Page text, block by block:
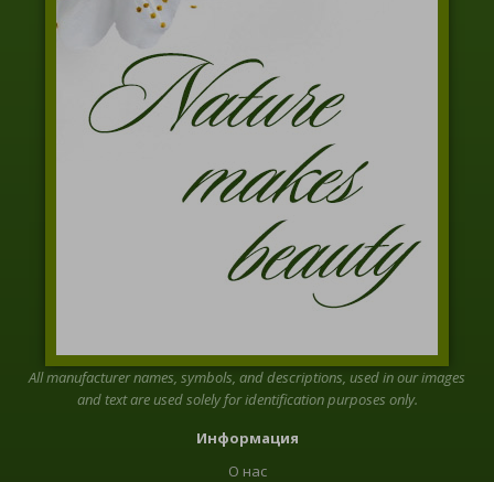
All manufacturer names, symbols, and descriptions, used in our images
and text are used solely for identification purposes only.
Информация
О нас